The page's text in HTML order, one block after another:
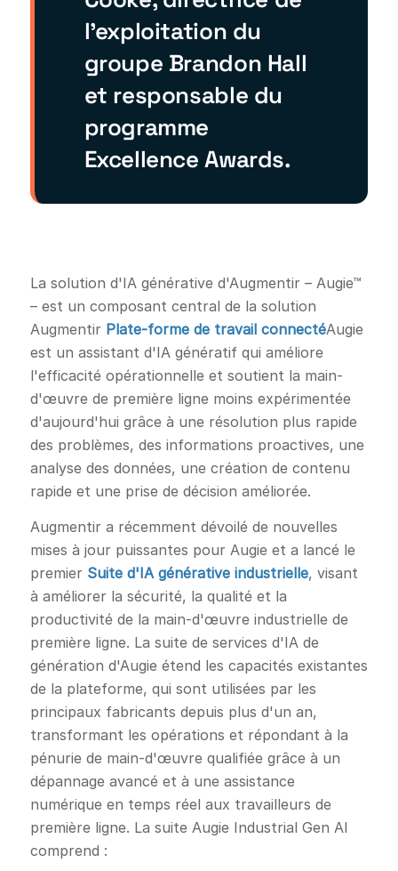
l'exploitation du
groupe Brandon Hall
et responsable du
programme
Excellence Awards.
La solution d'IA générative d'Augmentir – Augie™
– est un composant central de la solution
Augmentir Plate-forme de travail connectéAugie
est un assistant d'IA génératif qui améliore
l'efficacité opérationnelle et soutient la main-
d'œuvre de première ligne moins expérimentée
d'aujourd'hui grâce à une résolution plus rapide
des problèmes, des informations proactives, une
analyse des données, une création de contenu
rapide et une prise de décision améliorée.
Augmentir a récemment dévoilé de nouvelles
mises à jour puissantes pour Augie et a lancé le
premier Suite d'IA générative industrielle, visant
à améliorer la sécurité, la qualité et la
productivité de la main-d'œuvre industrielle de
première ligne. La suite de services d'IA de
génération d'Augie étend les capacités existantes
de la plateforme, qui sont utilisées par les
principaux fabricants depuis plus d'un an,
transformant les opérations et répondant à la
pénurie de main-d'œuvre qualifiée grâce à un
dépannage avancé et à une assistance
numérique en temps réel aux travailleurs de
première ligne. La suite Augie Industrial Gen AI
comprend :